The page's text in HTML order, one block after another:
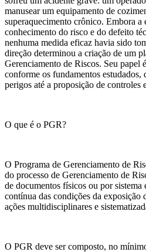
manusear um equipamento de
superaquecimento crônico. Embora a
conhecimento do risco e do defeito
nenhuma medida eficaz havia sido
direção determinou a criação de um
Gerenciamento de Riscos. Seu papel
conforme os fundamentos estudados,
perigos até a proposição de controles
O que é o PGR?
O Programa de Gerenciamento de
do processo de Gerenciamento de
de documentos físicos ou por
contínua das condições da exposição
ações multidisciplinares e
O PGR deve ser composto, no